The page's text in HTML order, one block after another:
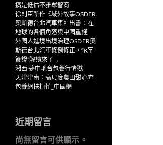
搞是低估不雅眾智商
徐則臣新作《域外故事OSDER
奧斯德台北汽車集》出書：在
地球的各個角落與中國重逢
外國人進境出境治理OSDER奧
斯德台北汽車條例修正，“K字
簽證”解讀來了→
湘西·夢中地台包養行情獄
天津津南：高尺度農田甜心查
包養網扶植忙_中國網
近期留言
尚無留言可供顯示。